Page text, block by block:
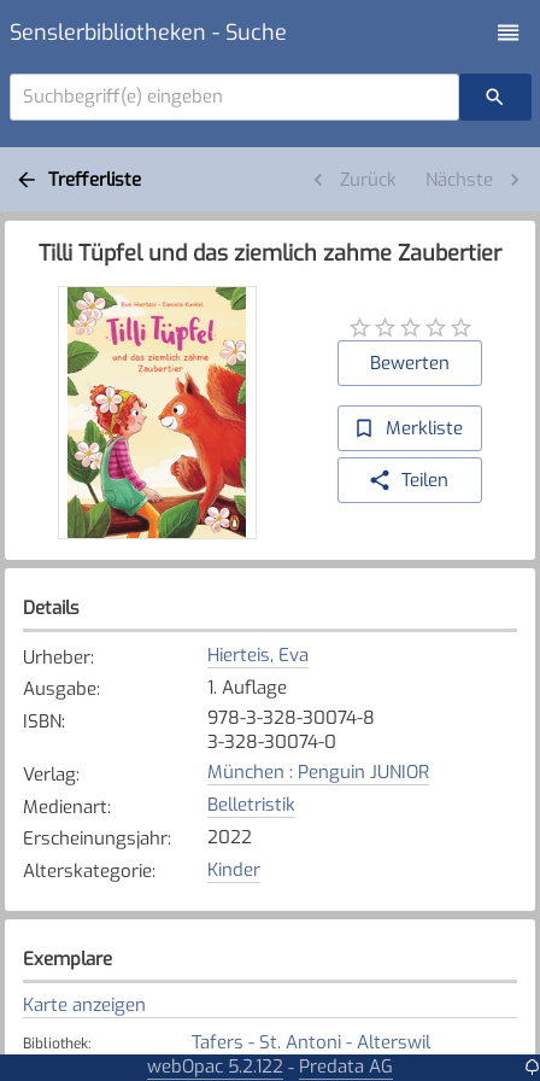
Senslerbibliotheken - Suche
Suchbegriff(e) eingeben
Trefferliste Zurück Nächste
Tilli Tüpfel und das ziemlich zahme Zaubertier
Bewerten
Merkliste
Teilen
Details
Urheber:
Hierteis, Eva
Ausgabe:
1. Auflage
ISBN:
978-3-328-30074-8
3-328-30074-0
Verlag:
München : Penguin JUNIOR
Medienart:
Belletristik
Erscheinungsjahr:
2022
Alterskategorie: Kinder
Exemplare
Karte anzeigen
Bibliothek: Tafers - St. Antoni - Alterswil
Nicht verfügbar
webOpac 5.2.122 - Predata AG